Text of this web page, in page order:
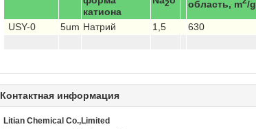
катиона
2
область, m /g
USY-0 5um Натрий 1,5 630
Контактная информация
Litian Chemical Co.,Limited